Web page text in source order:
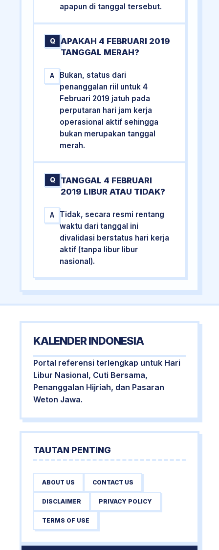
apapun di tanggal tersebut.
Q
APAKAH 4 FEBRUARI 2019
TANGGAL MERAH?
A
Bukan, status dari
penanggalan riil untuk 4
Februari 2019 jatuh pada
perputaran hari jam kerja
operasional aktif sehingga
bukan merupakan tanggal
merah.
Q
TANGGAL 4 FEBRUARI
2019 LIBUR ATAU TIDAK?
A
Tidak, secara resmi rentang
waktu dari tanggal ini
divalidasi berstatus hari kerja
aktif (tanpa libur libur
nasional).
KALENDER INDONESIA
Portal referensi terlengkap untuk Hari
Libur Nasional, Cuti Bersama,
Penanggalan Hijriah, dan Pasaran
Weton Jawa.
TAUTAN PENTING
ABOUT US CONTACT US
DISCLAIMER PRIVACY POLICY
TERMS OF USE